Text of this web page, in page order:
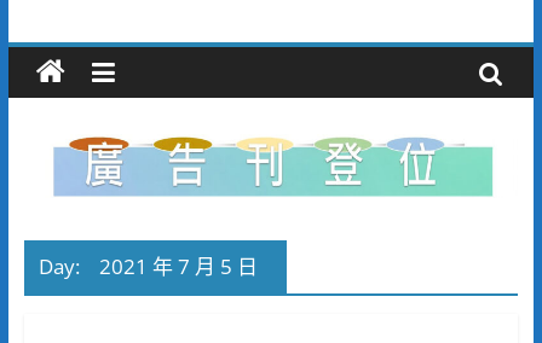
Day: 2021 年 7 月 5 日